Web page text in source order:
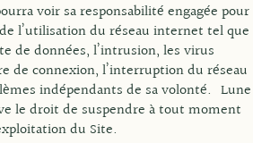
voir sa responsabilité engagée pour
l’utilisation du réseau internet tel que
de données, l’intrusion, les virus
de connexion, l’interruption du réseau
indépendants de sa volonté. Lune
le droit de suspendre à tout moment
du Site.